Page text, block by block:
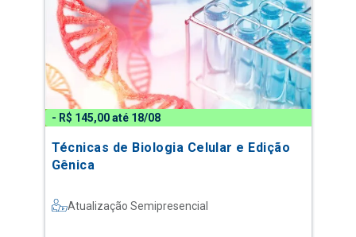
- R$ 145,00 até 18/08
Técnicas de Biologia Celular e Edição
Gênica
Atualização Semipresencial